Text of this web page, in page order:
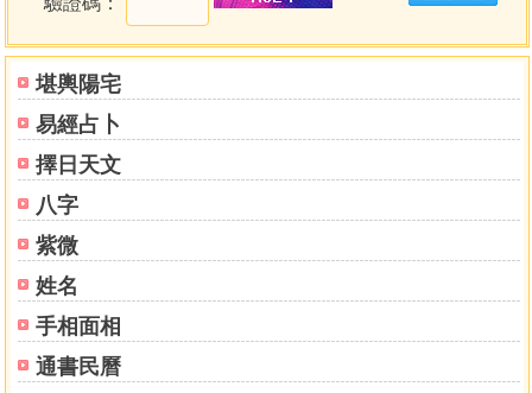
堪輿陽宅
易經占卜
擇日天文
八字
紫微
姓名
手相面相
通書民曆
■《恰美山居法》系列第二集
‧教您最殊勝的懺罪法，清淨一切罪障，有如星火燃盡大
惡原。
‧只要伸手就能修福德資糧，福慧圓滿必能心想事成。
‧再現失傳《信敬寶藏》，猛烈祈請，成就任運而生。
‧天涯遊子道歌，大手印心要，如師親傳，幫助你正確抵
達修行的目的地。
‧傳授堅不可摧的慈鎧悲甲迴遮法，披上它你將沒有任何
敵人。
■最善巧的趨吉避凶無敵迴遮法
一切諸佛菩薩成佛的時候都有一樣相同的願望，就是對
所有眾生可能受到的任何傷害都能夠加以保護，將這些傷害
遮止去除，這樣甚深的方法即是「迴遮法」。只要具備信